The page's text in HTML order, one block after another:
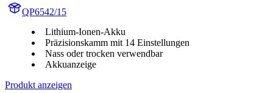
QP6542/15
Lithium-Ionen-Akku
Präzisionskamm mit 14 Einstellungen
Nass oder trocken verwendbar
Akkuanzeige
Produkt anzeigen